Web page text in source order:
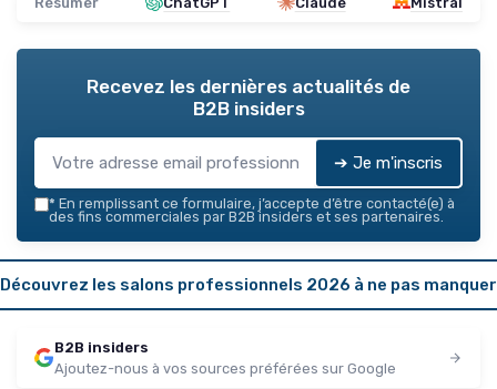
Recevez les dernières actualités de
B2B insiders
➔ Je m'inscris
* En remplissant ce formulaire, j’accepte d’être contacté(e) à
des fins commerciales par B2B insiders et ses partenaires.
Découvrez les salons professionnels 2026 à ne pas manquer
B2B insiders
Ajoutez-nous à vos sources préférées sur Google